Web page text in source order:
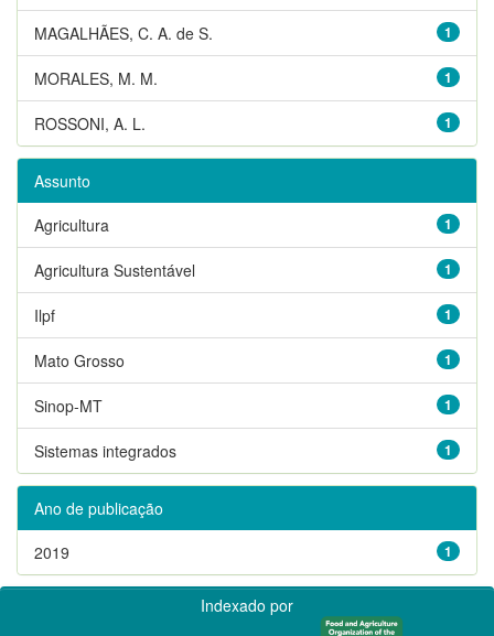
1
MAGALHÃES, C. A. de S.
1
MORALES, M. M.
1
ROSSONI, A. L.
Assunto
1
Agricultura
1
Agricultura Sustentável
1
Ilpf
1
Mato Grosso
1
Sinop-MT
1
Sistemas integrados
Ano de publicação
1
2019
Indexado por